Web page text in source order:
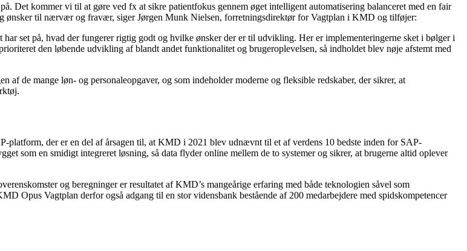
Det kommer vi til at gøre ved fx at sikre patientfokus gennem øget intelligent automatisering balanceret med en fair
ønsker til nærvær og fravær, siger Jørgen Munk Nielsen, forretningsdirektør for Vagtplan i KMD og tilføjer:
set på, hvad der fungerer rigtig godt og hvilke ønsker der er til udvikling. Her er implementeringerne sket i bølger i
den løbende udvikling af blandt andet funktionalitet og brugeroplevelsen, så indholdet blev nøje afstemt med
de mange løn- og personaleopgaver, og som indeholder moderne og fleksible redskaber, der sikrer, at
platform, der er en del af årsagen til, at KMD i 2021 blev udnævnt til et af verdens 10 bedste inden for SAP-
som en smidigt integreret løsning, så data flyder online mellem de to systemer og sikrer, at brugerne altid oplever
og beregninger er resultatet af KMD’s mangeårige erfaring med både teknologien såvel som
Opus Vagtplan derfor også adgang til en stor vidensbank bestående af 200 medarbejdere med spidskompetencer